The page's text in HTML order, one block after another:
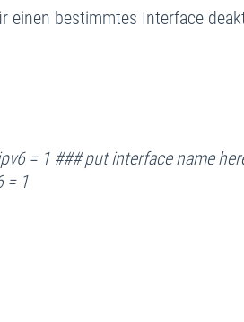
einen bestimmtes Interface
= 1 ### put interface name
= 1